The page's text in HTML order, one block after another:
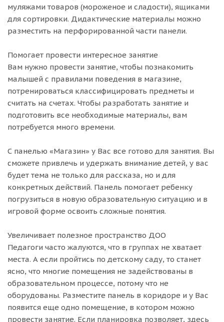
муляжами товаров (мороженое и сладости), ящиками
для сортировки. Дидактические материалы можно
разместить на перфорированной части панели.
Помогает провести интересное занятие
Вам нужно провести занятие, чтобы познакомить
малышей с правилами поведения в магазине,
потренироваться классифицировать предметы и
считать на счетах. Чтобы разработать занятие и
подготовить все необходимые материалы, вам
потребуется много времени.
С панелью «Магазин» у Вас все готово для занятия. Вы
сможете привлечь и удержать внимание детей, у вас
будет тема не только для рассказа, но и для
конкретных действий. Панель помогает ребенку
погрузиться в новую образовательную ситуацию и в
игровой форме освоить сложные понятия.
Увеличивает полезное пространство ДОО
Педагоги часто жалуются, что в группах не хватает
места. А если пройтись по детскому саду, то станет
ясно, что многие помещения не задействованы в
образовательном процессе, потому что не
оборудованы. Разместите панель в коридоре и у Вас
появится еще одно помещение, в котором можно
провести занятие. Если планировка позволяет, здесь